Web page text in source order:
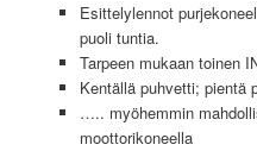
Esittelylennot
puoli tuntia.
Tarpeen mukaan toinen
Kentällä puhvetti; pientä
….. myöhemmin
moottorikoneella